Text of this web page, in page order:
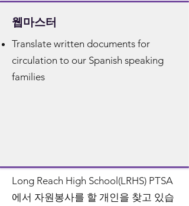
웹마스터
Translate written documents for
circulation to our Spanish speaking
families
Long Reach High School(LRHS) PTSA
에서 자원봉사를 할 개인을 찾고 있습